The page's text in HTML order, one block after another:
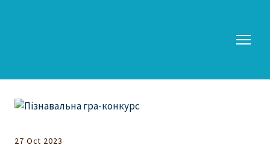
27 Oct 2023